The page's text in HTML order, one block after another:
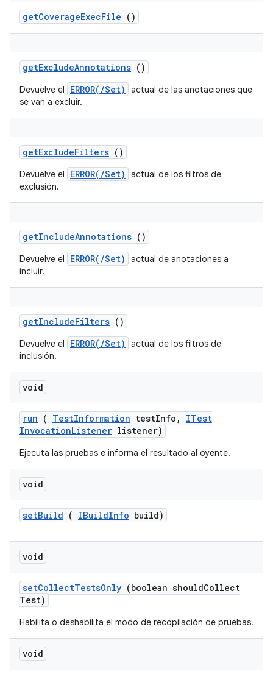
getCoverageExecFile ()
getExcludeAnnotations ()
Devuelve el ERROR(/Set)
actual de las anotaciones que
se van a excluir.
getExcludeFilters ()
Devuelve el ERROR(/Set)
actual de los filtros de
exclusión.
getIncludeAnnotations ()
Devuelve el ERROR(/Set)
actual de anotaciones a
incluir.
getIncludeFilters ()
Devuelve el ERROR(/Set)
actual de los filtros de
inclusión.
void
run ( TestInformation testInfo ,
ITest
InvocationListener listener)
Ejecuta las pruebas e informa el resultado al oyente.
void
setBuild ( IBuildInfo build)
void
setCollectTestsOnly (boolean shouldCollect
Test)
Habilita o deshabilita el modo de recopilación de pruebas.
void